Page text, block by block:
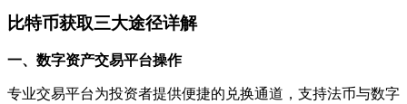
比特币获取三大途径详解
一、数字资产交易平台操作
专业交易平台为投资者提供便捷的兑换通道，支持法币与数字